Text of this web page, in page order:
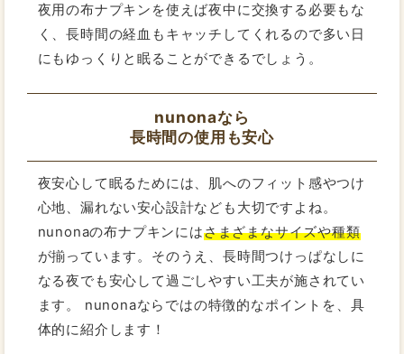
夜用の布ナプキンを使えば夜中に交換する必要もな
く、長時間の経血もキャッチしてくれるので多い日
にもゆっくりと眠ることができるでしょう。
nunonaなら
長時間の使用も安心
夜安心して眠るためには、肌へのフィット感やつけ
心地、漏れない安心設計なども大切ですよね。
nunonaの布ナプキンにはさまざまなサイズや種類
が揃っています。そのうえ、長時間つけっぱなしに
なる夜でも安心して過ごしやすい工夫が施されてい
ます。 nunonaならではの特徴的なポイントを、具
体的に紹介します！